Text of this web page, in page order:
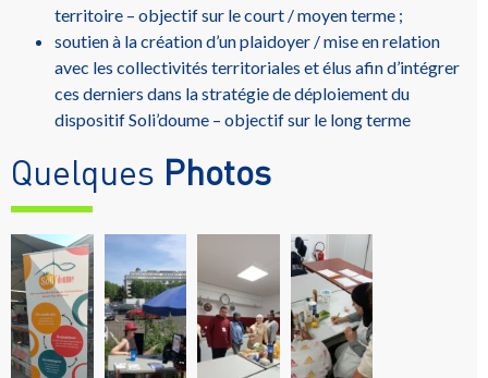
territoire – objectif sur le court / moyen terme ;
soutien à la création d’un plaidoyer / mise en relation
avec les collectivités territoriales et élus afin d’intégrer
ces derniers dans la stratégie de déploiement du
dispositif Soli’doume – objectif sur le long terme
Quelques Photos